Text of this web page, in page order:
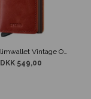
Secrid Slimwallet Vintage Orange
DKK 549,00